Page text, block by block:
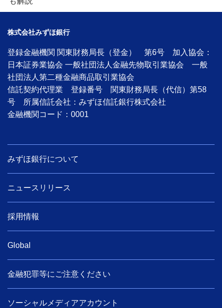
株式会社みずほ銀行
登録金融機関 関東財務局長（登金） 第6号 加入協会：
日本証券業協会 一般社団法人金融先物取引業協会 一般
社団法人第二種金融商品取引業協会
信託契約代理業 登録番号 関東財務局長（代信）第58
号 所属信託会社：みずほ信託銀行株式会社
金融機関コード：0001
みずほ銀行について
ニュースリリース
採用情報
Global
金融犯罪等にご注意ください
ソーシャルメディアアカウント